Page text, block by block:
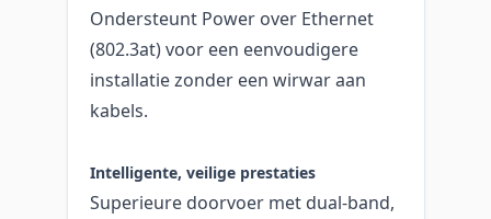
Ondersteunt Power over Ethernet
(802.3at) voor een eenvoudigere
installatie zonder een wirwar aan
kabels.
Intelligente, veilige prestaties
Superieure doorvoer met dual-band,